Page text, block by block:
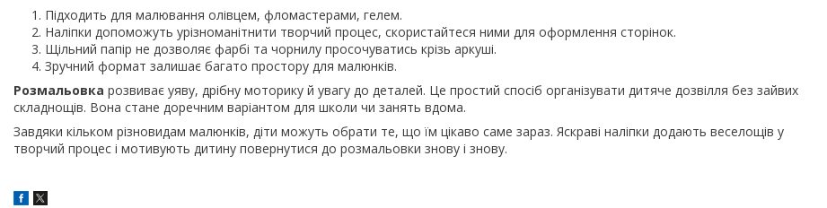
Підходить для малювання олівцем, фломастерами, гелем.
Наліпки допоможуть урізноманітнити творчий процес, скористайтеся ними для оформлення сторінок.
Щільний папір не дозволяє фарбі та чорнилу просочуватись крізь аркуші.
Зручний формат залишає багато простору для малюнків.
Розмальовка розвиває уяву, дрібну моторику й увагу до деталей. Це простий спосіб організувати дитяче дозвілля без зайвих
складнощів. Вона стане доречним варіантом для школи чи занять вдома.
Завдяки кільком різновидам малюнків, діти можуть обрати те, що їм цікаво саме зараз. Яскраві наліпки додають веселощів у
творчий процес і мотивують дитину повернутися до розмальовки знову і знову.